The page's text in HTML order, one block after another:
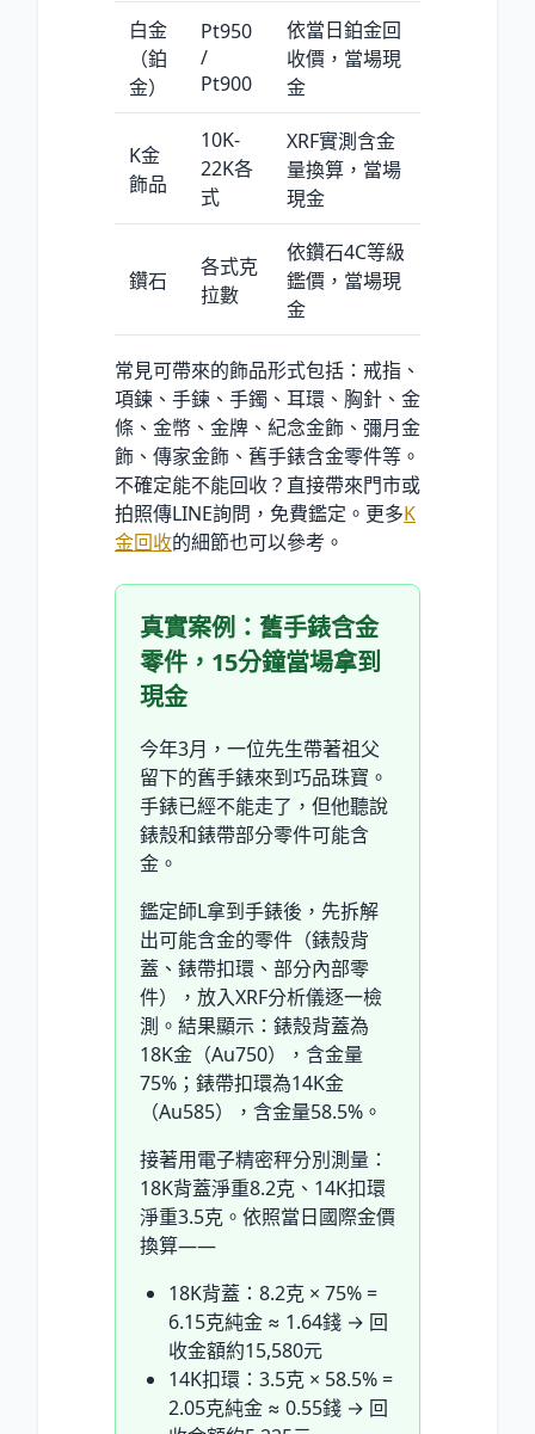
白金
（鉑
金）
Pt950
/
Pt900
依當日鉑金回
收價，當場現
金
K金
飾品
10K-
22K各
式
XRF實測含金
量換算，當場
現金
鑽石
各式克
拉數
依鑽石4C等級
鑑價，當場現
金
常見可帶來的飾品形式包括：戒指、
項鍊、手鍊、手鐲、耳環、胸針、金
條、金幣、金牌、紀念金飾、彌月金
飾、傳家金飾、舊手錶含金零件等。
不確定能不能回收？直接帶來門市或
拍照傳LINE詢問，免費鑑定。更多K
金回收的細節也可以參考。
真實案例：舊手錶含金
零件，15分鐘當場拿到
現金
今年3月，一位先生帶著祖父
留下的舊手錶來到巧品珠寶。
手錶已經不能走了，但他聽說
錶殼和錶帶部分零件可能含
金。
鑑定師L拿到手錶後，先拆解
出可能含金的零件（錶殼背
蓋、錶帶扣環、部分內部零
件），放入XRF分析儀逐一檢
測。結果顯示：錶殼背蓋為
18K金（Au750），含金量
75% ；錶帶扣環為14K金
（Au585），含金量58.5% 。
接著用電子精密秤分別測量：
18K背蓋淨重8.2克、14K扣環
淨重3.5克。依照當日國際金價
換算——
18K背蓋：8.2克 × 75%=
6.15克純金 ≈ 1.64錢 → 回
收金額約15,580元
14K扣環：3.5克 × 58.5%=
2.05克純金 ≈ 0.55錢 → 回